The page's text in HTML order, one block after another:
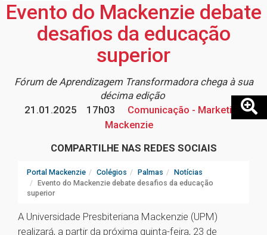
Evento do Mackenzie debate
desafios da educação
superior
Fórum de Aprendizagem Transformadora chega à sua
décima edição
21.01.2025
17h03
Comunicação - Marketing
Mackenzie
COMPARTILHE NAS REDES SOCIAIS
Portal Mackenzie Colégios Palmas
Notícias
Evento do Mackenzie debate desafios da educação
superior
A Universidade Presbiteriana Mackenzie (UPM)
realizará, a partir da próxima quinta-feira, 23 de